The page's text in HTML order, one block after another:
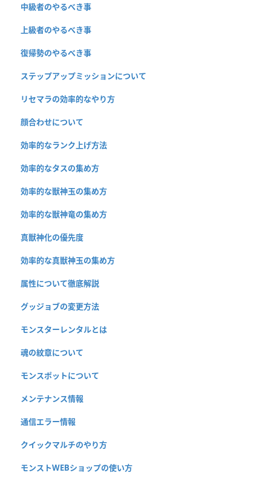
中級者のやるべき事
上級者のやるべき事
復帰勢のやるべき事
ステップアップミッションについて
リセマラの効率的なやり方
顔合わせについて
効率的なランク上げ方法
効率的なタスの集め方
効率的な獣神玉の集め方
効率的な獣神竜の集め方
真獣神化の優先度
効率的な真獣神玉の集め方
属性について徹底解説
グッジョブの変更方法
モンスターレンタルとは
魂の紋章について
モンスポットについて
メンテナンス情報
通信エラー情報
クイックマルチのやり方
モンストWEBショップの使い方